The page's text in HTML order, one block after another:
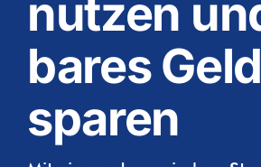
Gewerbe
Unternehmen
nutzen
bares Geld
sparen